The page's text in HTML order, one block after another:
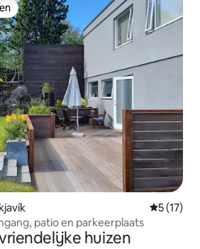
5 (17)
patio en parkeerplaats
huizen